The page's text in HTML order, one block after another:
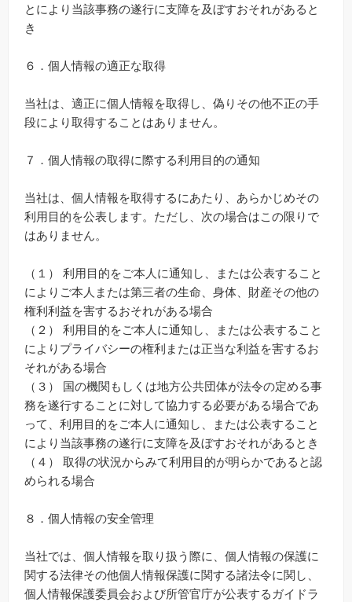
とにより当該事務の遂行に支障を及ぼすおそれがあると
き
６．個人情報の適正な取得
当社は、適正に個人情報を取得し、偽りその他不正の手
段により取得することはありません。
７．個人情報の取得に際する利用目的の通知
当社は、個人情報を取得するにあたり、あらかじめその
利用目的を公表します。ただし、次の場合はこの限りで
はありません。
（１） 利用目的をご本人に通知し、または公表すること
によりご本人または第三者の生命、身体、財産その他の
権利利益を害するおそれがある場合
（２） 利用目的をご本人に通知し、または公表すること
によりプライバシーの権利または正当な利益を害するお
それがある場合
（３） 国の機関もしくは地方公共団体が法令の定める事
務を遂行することに対して協力する必要がある場合であ
って、利用目的をご本人に通知し、または公表すること
により当該事務の遂行に支障を及ぼすおそれがあるとき
（４） 取得の状況からみて利用目的が明らかであると認
められる場合
８．個人情報の安全管理
当社では、個人情報を取り扱う際に、個人情報の保護に
関する法律その他個人情報保護に関する諸法令に関し、
個人情報保護委員会および所管官庁が公表するガイドラ